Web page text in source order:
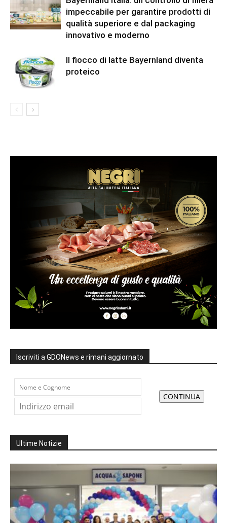
impeccabile per garantire prodotti di
qualità superiore e dal packaging
innovativo e moderno
Il fiocco di latte Bayernland diventa
proteico
Iscriviti a GDONews e rimani aggiornato
Ultime Notizie